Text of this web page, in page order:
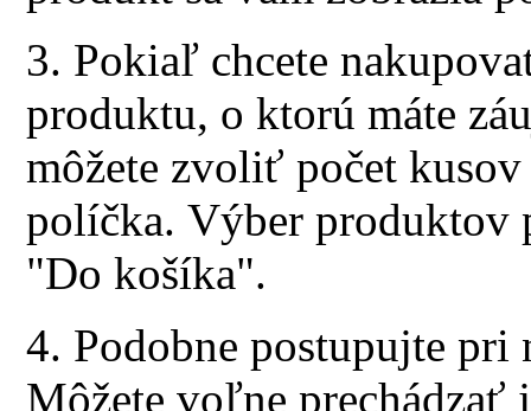
3. Pokiaľ chcete
produktu, o ktorú máte
môžete zvoliť počet
políčka. Výber
"Do košíka".
4. Podobne postupujte
Môžete voľne prechádzať